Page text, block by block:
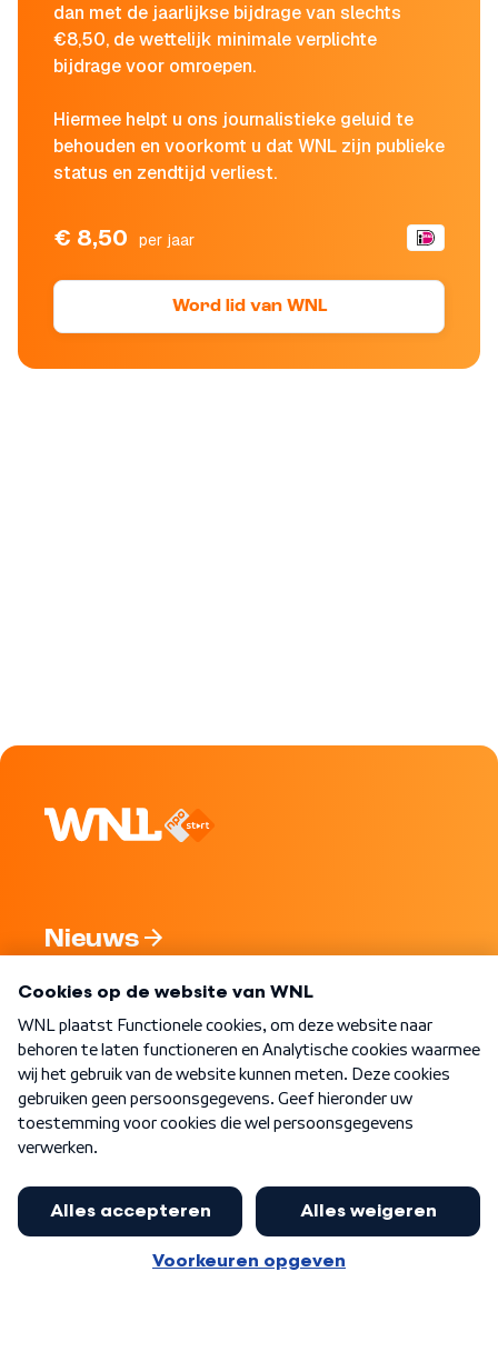
dan met de jaarlijkse bijdrage van slechts
€8,50, de wettelijk minimale verplichte
bijdrage voor omroepen.
Hiermee helpt u ons journalistieke geluid te
behouden en voorkomt u dat WNL zijn publieke
status en zendtijd verliest.
€ 8,50 per jaar
Word lid van WNL
Nieuws
Nieuwsbrief
Word Lid